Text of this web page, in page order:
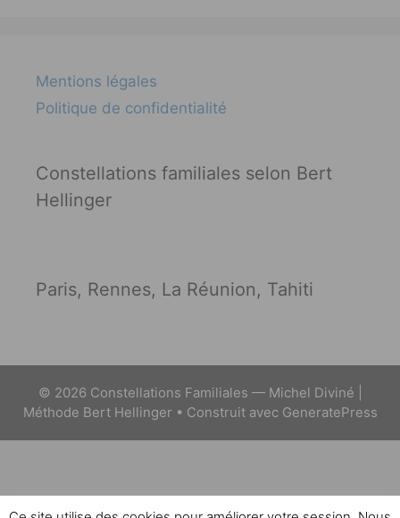
Mentions légales
Politique de confidentialité
Constellations familiales selon Bert
Hellinger
Paris, Rennes, La Réunion, Tahiti
© 2026 Constellations Familiales — Michel Diviné |
Méthode Bert Hellinger • Construit avec GeneratePress